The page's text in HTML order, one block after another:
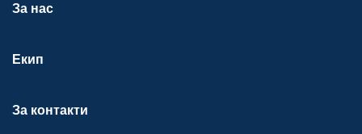
За нас
Екип
За контакти